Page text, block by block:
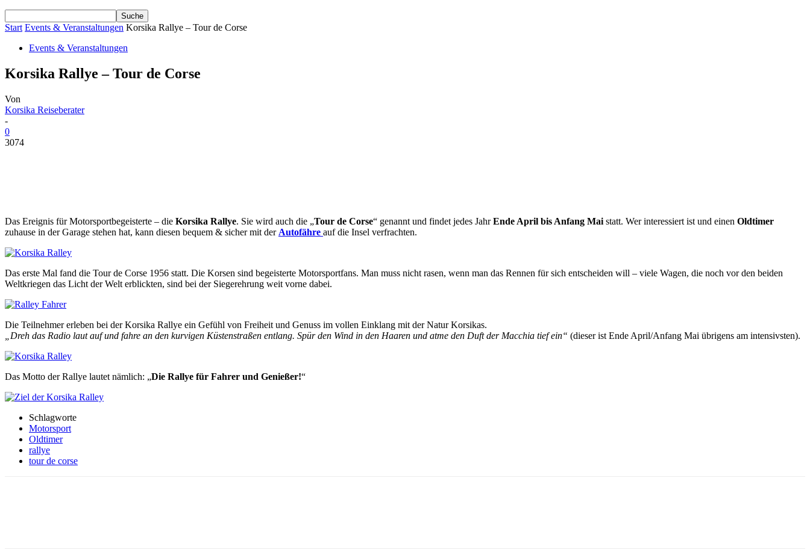
Start Events & Veranstaltungen Korsika Rallye – Tour de Corse
Events & Veranstaltungen
Korsika Rallye – Tour de Corse
Von
Korsika Reiseberater
-
0
3074
Das Ereignis für Motorsportbegeisterte – die Korsika Rallye. Sie wird auch die „Tour de Corse“ genannt und findet jedes JahrEnde April bis Anfang Mai statt. Wer interessiert ist und einen Oldtimer
zuhause in der Garage stehen hat, kann diesen bequem & sicher mit der Autofähre auf die Insel verfrachten.
Das erste Mal fand die Tour de Corse 1956 statt. Die Korsen sind begeisterte Motorsportfans. Man muss nicht rasen, wenn man das Rennen für sich entscheiden will – viele Wagen, die noch vor den beiden
Weltkriegen das Licht der Welt erblickten, sind bei der Siegerehrung weit vorne dabei.
Die Teilnehmer erleben bei der Korsika Rallye ein Gefühl von Freiheit und Genuss im vollen Einklang mit der Natur Korsikas.
„Dreh das Radio laut auf und fahre an den kurvigen Küstenstraßen entlang. Spür den Wind in den Haaren und atme den Duft der Macchia tief ein“ (dieser ist Ende April/Anfang Mai übrigens am intensivsten).
Das Motto der Rallye lautet nämlich: „Die Rallye für Fahrer und Genießer!“
Schlagworte
Motorsport
Oldtimer
rallye
tour de corse